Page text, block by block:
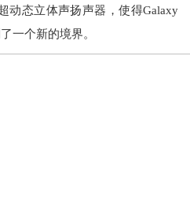
动态立体声扬声器，使得Galaxy
一个新的境界。